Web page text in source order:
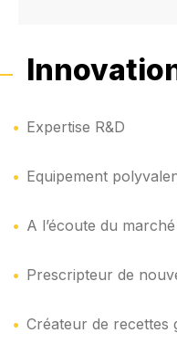
Expertise R&D
Equipement
A l’écoute du
Prescripteur de
Créateur de recettes